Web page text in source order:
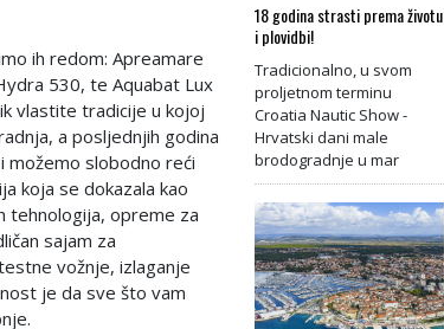
ih redom: Apreamare
530, te Aquabat Lux
vlastite tradicije u kojoj
a posljednjih godina
možemo slobodno reći
koja se dokazala kao
tehnologija, opreme za
sajam za
vožnje, izlaganje
je da sve što vam
18 godina strasti prema životu
i plovidbi!
Tradicionalno, u svom
proljetnom terminu
Croatia Nautic Show -
Hrvatski dani male
brodogradnje u mar